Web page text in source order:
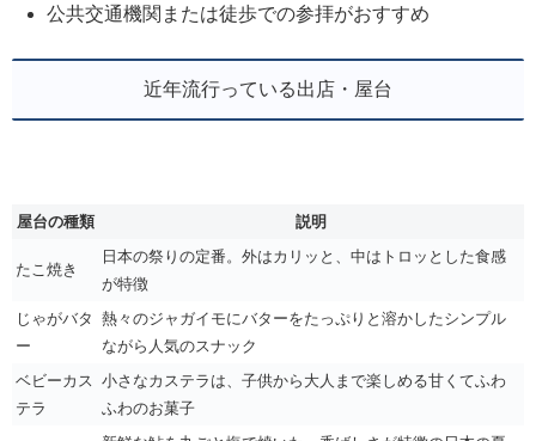
公共交通機関または徒歩での参拝がおすすめ
近年流行っている出店・屋台
屋台の種類 説明
たこ焼き
日本の祭りの定番。外はカリッと、中はトロッとした食感
が特徴
じゃがバタ
ー
熱々のジャガイモにバターをたっぷりと溶かしたシンプル
ながら人気のスナック
ベビーカス
テラ
小さなカステラは、子供から大人まで楽しめる甘くてふわ
ふわのお菓子